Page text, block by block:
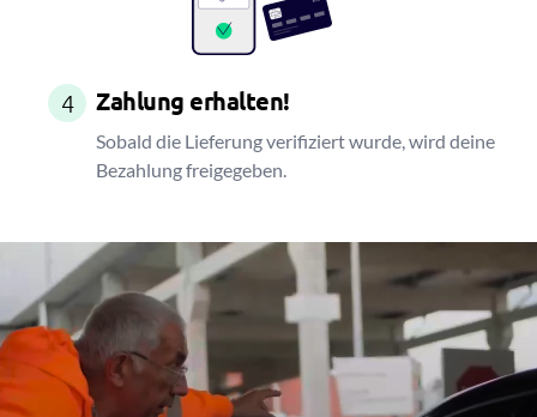
4 Zahlung erhalten!
Sobald die Lieferung verifiziert wurde, wird deine
Bezahlung freigegeben.